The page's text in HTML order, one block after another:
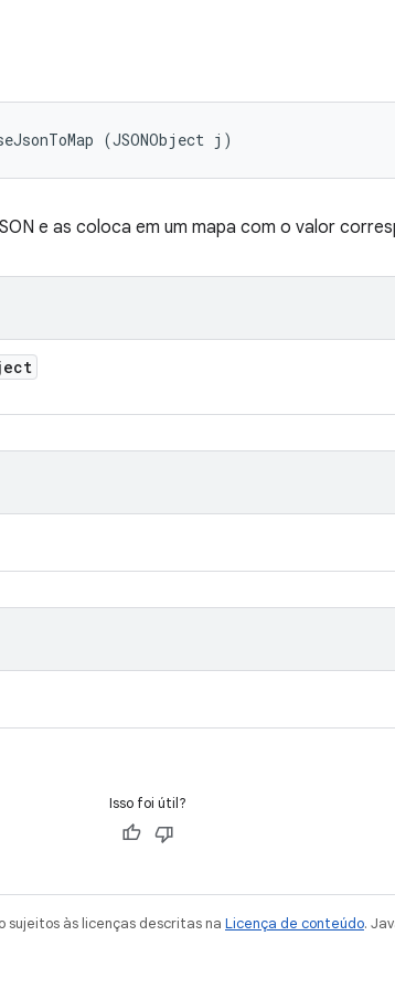
(JSONObject j)
e as coloca em um mapa com o valor
Isso foi útil?
sujeitos às licenças descritas na Licença de conteúdo.